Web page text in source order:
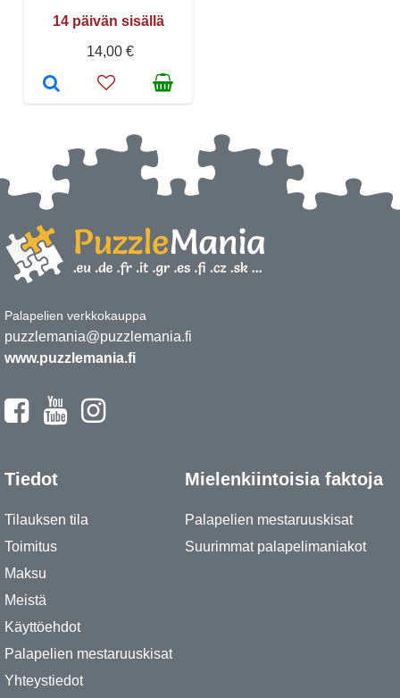
14 päivän sisällä
14,00 €
Palapelien verkkokauppa
puzzlemania@puzzlemania.fi
www.puzzlemania.fi
Tiedot
Tilauksen tila
Toimitus
Maksu
Meistä
Käyttöehdot
Palapelien mestaruuskisat
Yhteystiedot
Mielenkiintoisia faktoja
Palapelien mestaruuskisat
Suurimmat palapelimaniakot